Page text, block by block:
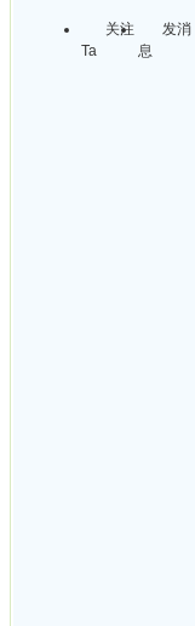
关注
Ta
发消
息